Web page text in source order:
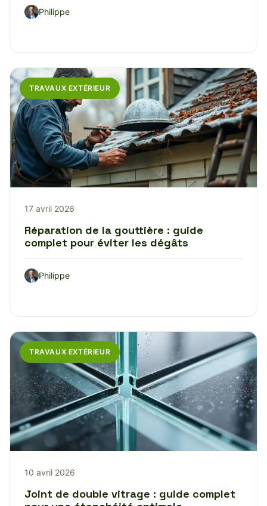
Philippe
TRAVAUX EXTÉRIEUR
17 avril 2026
Réparation de la gouttière : guide
complet pour éviter les dégâts
Philippe
TRAVAUX EXTÉRIEUR
10 avril 2026
Joint de double vitrage : guide complet